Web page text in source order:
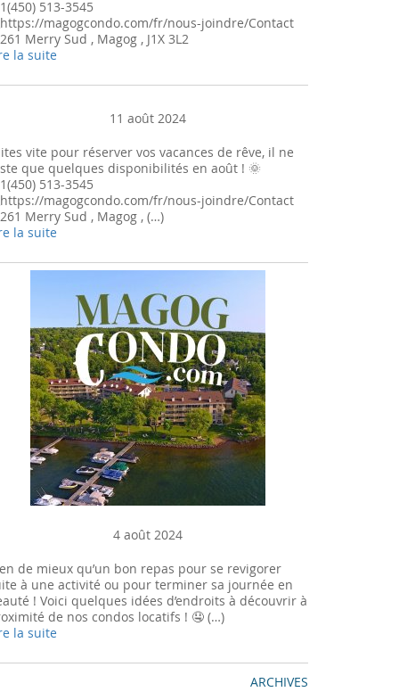
513-3545
magogcondo.com/fr/nous-joindre/Contact
Merry Sud , Magog , J1X 3L2
la suite
11 août 2024
vite pour réserver vos vacances de rêve, il ne
que quelques disponibilités en août ! 🌞
513-3545
magogcondo.com/fr/nous-joindre/Contact
Merry Sud , Magog , (…)
la suite
4 août 2024
de mieux qu’un bon repas pour se revigorer
à une activité ou pour terminer sa journée en
! Voici quelques idées d’endroits à découvrir à
de nos condos locatifs ! 🤤 (…)
la suite
ARCHIVES